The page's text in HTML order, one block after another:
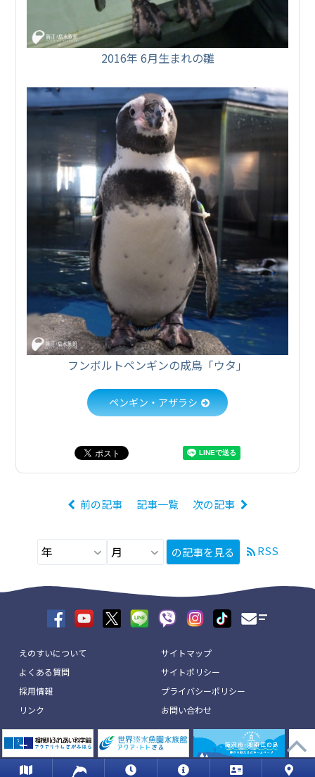
2016年 6月生まれの雛
フンボルトペンギンの成鳥「ウタ」
ペンギン・アザラシ
前の記事 記事一覧 次の記事
の記事を見る RSS
えのすいについて
よくある質問
採用情報
リンク
サイトマップ
サイトポリシー
プライバシーポリシー
お問い合わせ